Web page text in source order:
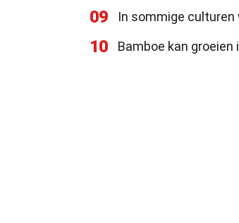
09 In sommige
10 Bamboe kan